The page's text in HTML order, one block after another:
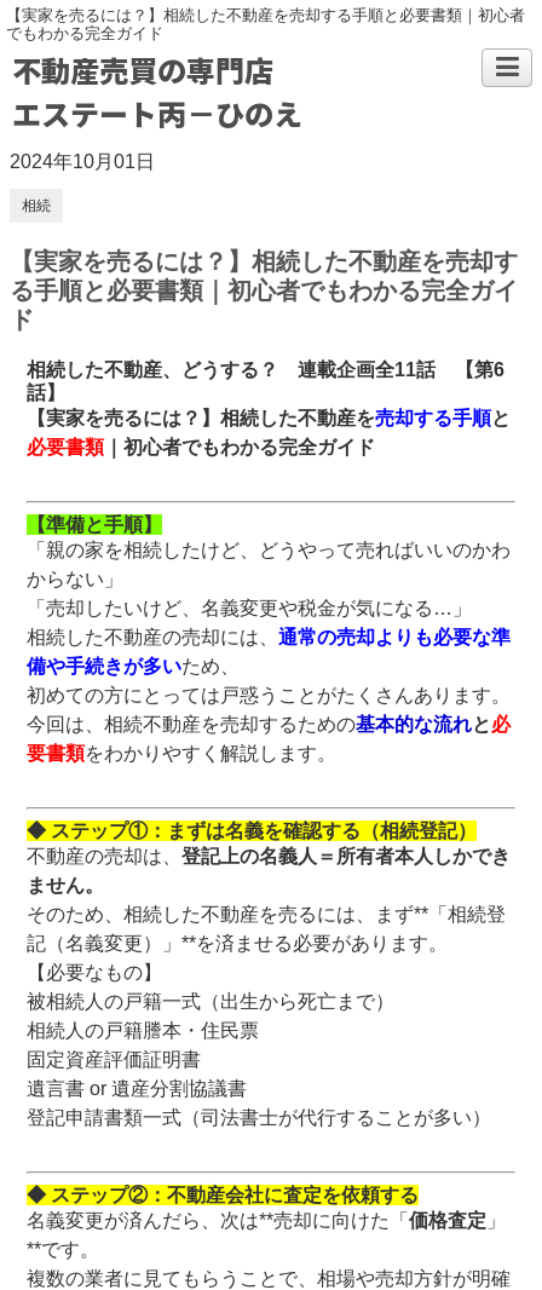
【実家を売るには？】相続した不動産を売却する手順と必要書類｜初心者
でもわかる完全ガイド
不動産売買の専門店
エステート丙－ひのえ
2024年10月01日
相続
【実家を売るには？】相続した不動産を売却す
る手順と必要書類｜初心者でもわかる完全ガイ
ド
相続した不動産、どうする？ 連載企画全11話 【第6
話】
【実家を売るには？】相続した不動産を売却する手順と
必要書類｜初心者でもわかる完全ガイド
【準備と手順】
「親の家を相続したけど、どうやって売ればいいのかわ
からない」
「売却したいけど、名義変更や税金が気になる…」
相続した不動産の売却には、通常の売却よりも必要な準
備や手続きが多いため、
初めての方にとっては戸惑うことがたくさんあります。
今回は、相続不動産を売却するための基本的な流れと必
要書類をわかりやすく解説します。
◆ ステップ①：まずは名義を確認する（相続登記）
不動産の売却は、登記上の名義人＝所有者本人しかでき
ません。
そのため、相続した不動産を売るには、まず**「相続登
記（名義変更）」**を済ませる必要があります。
【必要なもの】
被相続人の戸籍一式（出生から死亡まで）
相続人の戸籍謄本・住民票
固定資産評価証明書
遺言書 or 遺産分割協議書
登記申請書類一式（司法書士が代行することが多い）
◆ ステップ②：不動産会社に査定を依頼する
名義変更が済んだら、次は**売却に向けた「価格査定 」
**です。
複数の業者に見てもらうことで、相場や売却方針が明確